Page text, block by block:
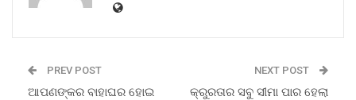
PREV POST
ଆପଣଙ୍କର ବାହାଘର ହୋଇ
NEXT POST
କ୍ରୁରତାର ସବୁ ସୀମା ପାର ହେଲା